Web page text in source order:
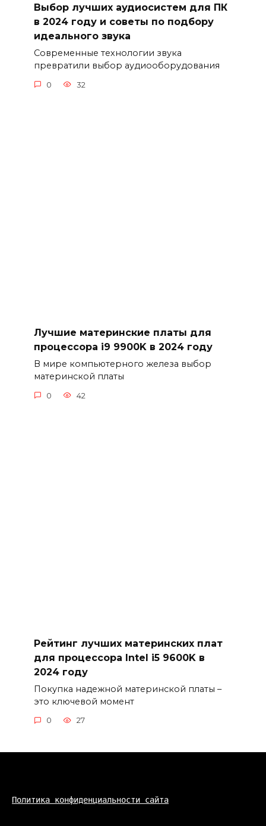
Выбор лучших аудиосистем для ПК
в 2024 году и советы по подбору
идеального звука
Современные технологии звука
превратили выбор аудиооборудования
0 32
Лучшие материнские платы для
процессора i9 9900K в 2024 году
В мире компьютерного железа выбор
материнской платы
0 42
Рейтинг лучших материнских плат
для процессора Intel i5 9600K в
2024 году
Покупка надежной материнской платы –
это ключевой момент
0 27
Политика конфиденциальности сайта